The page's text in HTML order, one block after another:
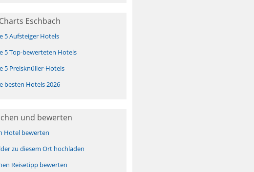
Eschbach
5 Aufsteiger Hotels
5 Top-bewerteten Hotels
5 Preisknüller-Hotels
besten Hotels 2026
und bewerten
Hotel bewerten
zu diesem Ort hochladen
Reisetipp bewerten